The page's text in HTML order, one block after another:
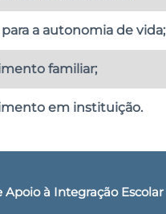
a autonomia de vida;
familiar;
em instituição.
Apoio à Integração Escolar